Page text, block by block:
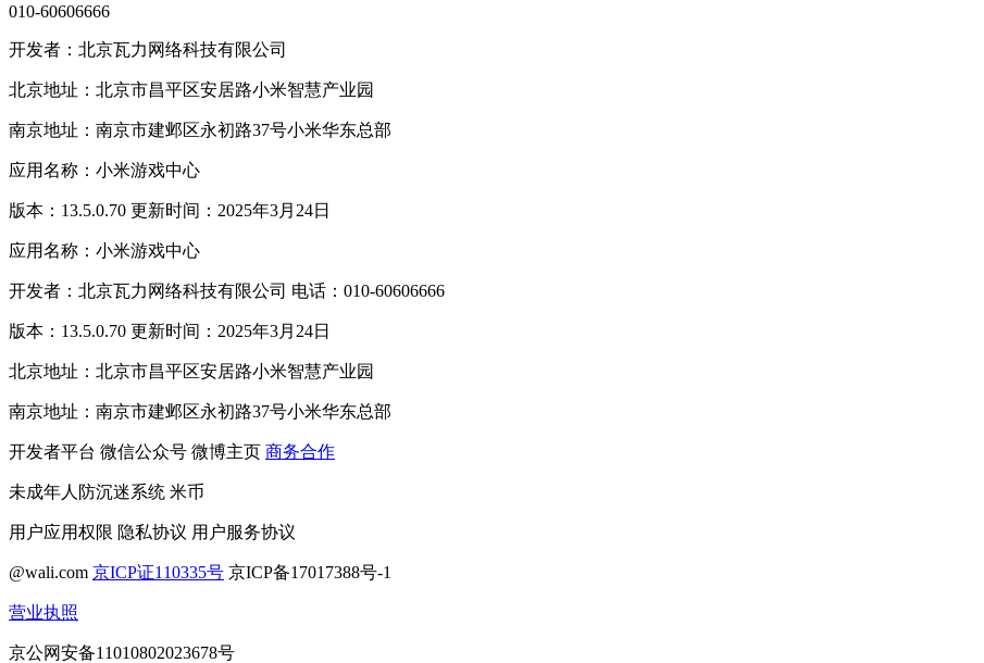
010-60606666
开发者：北京瓦力网络科技有限公司
北京地址：北京市昌平区安居路小米智慧产业园
南京地址：南京市建邺区永初路37号小米华东总部
应用名称：小米游戏中心
版本：13.5.0.70 更新时间：2025年3月24日
应用名称：小米游戏中心
开发者：北京瓦力网络科技有限公司 电话：010-60606666
版本：13.5.0.70 更新时间：2025年3月24日
北京地址：北京市昌平区安居路小米智慧产业园
南京地址：南京市建邺区永初路37号小米华东总部
开发者平台 微信公众号 微博主页 商务合作
未成年人防沉迷系统 米币
用户应用权限 隐私协议 用户服务协议
@wali.com 京ICP证110335号 京ICP备17017388号-1
营业执照
京公网安备11010802023678号